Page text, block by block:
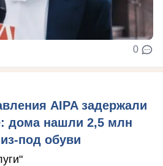
0
AIPA задержали
дома нашли 2,5 млн
под обуви